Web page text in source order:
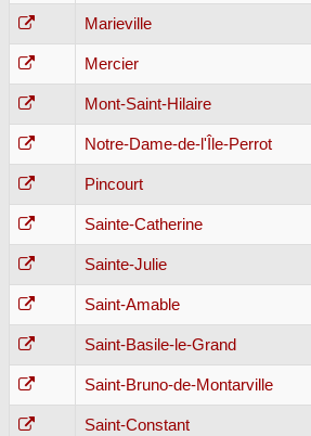
Marieville
Mercier
Mont-Saint-Hilaire
Notre-Dame-de-l'Île-Perrot
Pincourt
Sainte-Catherine
Sainte-Julie
Saint-Amable
Saint-Basile-le-Grand
Saint-Bruno-de-Montarville
Saint-Constant